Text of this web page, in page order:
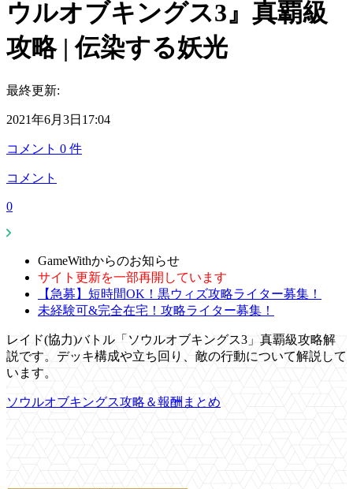
ウルオブキングス3』真覇級
攻略 | 伝染する妖光
最終更新:
2021年6月3日17:04
コメント 0 件
コメント
0
GameWithからのお知らせ
サイト更新を一部再開しています
【急募】短時間OK！黒ウィズ攻略ライター募集！
未経験可&完全在宅！攻略ライター募集！
レイド(協力)バトル「ソウルオブキングス3」真覇級攻略解
説です。デッキ構成や立ち回り、敵の行動について解説して
います。
ソウルオブキングス攻略＆報酬まとめ